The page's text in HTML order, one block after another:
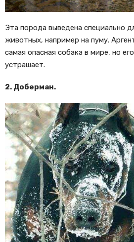
Эта порода выведена специально
животных, например на пуму.
самая опасная собака в мире, но
устрашает.
2. Доберман.